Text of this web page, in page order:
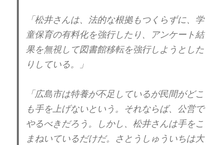
「松井さんは、法的な根拠もつくらずに、学
童保育の有料化を強行したり、アンケート結
果を無視して図書館移転を強行しようとした
りしている。」
「広島市は特養が不足しているが民間がどこ
も手を上げないという。それならば、公営で
やるべきだろう。しかし、松井さんは手をこ
まねいているだけだ。さとうしゅういちは大